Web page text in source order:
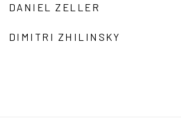
DANIEL ZELLER
DIMITRI ZHILINSKY